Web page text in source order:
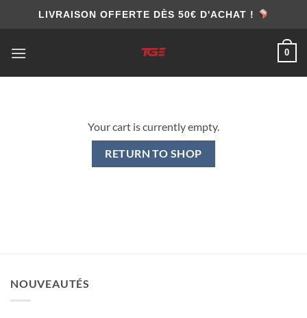
LIVRAISON OFFERTE DÈS 50€ D'ACHAT !
0
Your cart is currently empty.
RETURN TO SHOP
NOUVEAUTÉS